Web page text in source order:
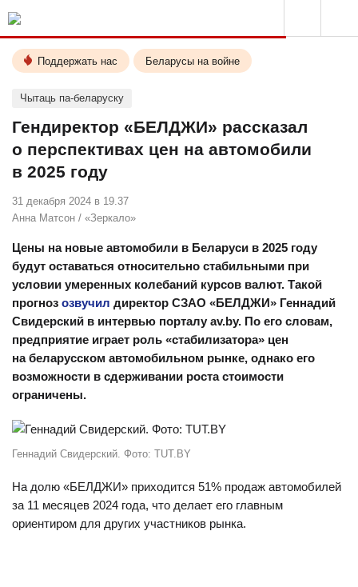
Поддержать нас Беларусы на войне
Чытаць па-беларуску
Гендиректор «БЕЛДЖИ» рассказал
о перспективах цен на автомобили
в 2025 году
31 декабря 2024 в 19.37
Анна Матсон / «Зеркало»
Цены на новые автомобили в Беларуси в 2025 году
будут оставаться относительно стабильными при
условии умеренных колебаний курсов валют. Такой
прогноз озвучил директор СЗАО «БЕЛДЖИ» Геннадий
Свидерский в интервью порталу av.by. По его словам,
предприятие играет роль «стабилизатора» цен
на беларусском автомобильном рынке, однако его
возможности в сдерживании роста стоимости
ограничены.
Геннадий Свидерский. Фото: TUT.BY
На долю «БЕЛДЖИ» приходится 51% продаж автомобилей
за 11 месяцев 2024 года, что делает его главным
ориентиром для других участников рынка.